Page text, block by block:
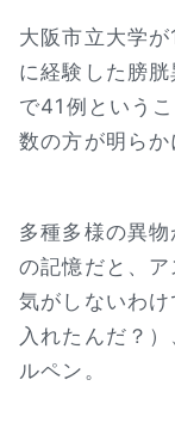
大阪市立大学
に経験した膀
で41例という
数の方が明らか
多種多様の異
の記憶だと、
気がしないわ
入れたんだ？
ルペン。